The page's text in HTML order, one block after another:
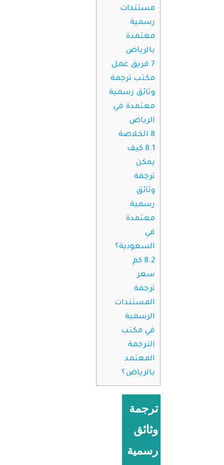
مستندات
رسمية
معتمدة
بالرياض
7 فريق عمل
مكتب ترجمة
وثائق رسمية
معتمدة في
الرياض
8 الخلاصة
8.1 كيف
يمكن
ترجمة
وثائق
رسمية
معتمدة
في
السعودية؟
8.2 كم
سعر
ترجمة
المستندات
الرسمية
في مكتب
الترجمة
المعتمد
بالرياض؟
ترجمة
وثائق
رسمية